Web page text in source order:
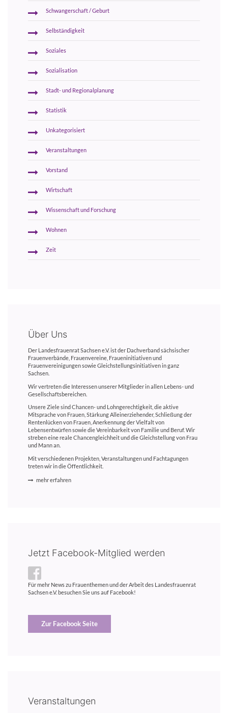
Schwangerschaft / Geburt
Selbständigkeit
Soziales
Sozialisation
Stadt- und Regionalplanung
Statistik
Unkategorisiert
Veranstaltungen
Vorstand
Wirtschaft
Wissenschaft und Forschung
Wohnen
Zeit
Über Uns
Der Landesfrauenrat Sachsen e.V. ist der Dachverband sächsischer
Frauenverbände, Frauenvereine, Fraueninitiativen und
Frauenvereinigungen sowie Gleichstellungsinitiativen in ganz
Sachsen.
Wir vertreten die Interessen unserer Mitglieder in allen Lebens- und
Gesellschaftsbereichen.
Unsere Ziele sind Chancen- und Lohngerechtigkeit, die aktive
Mitsprache von Frauen, Stärkung Alleinerziehender, Schließung der
Rentenlücken von Frauen, Anerkennung der Vielfalt von
Lebensentwürfen sowie die Vereinbarkeit von Familie und Beruf. Wir
streben eine reale Chancengleichheit und die Gleichstellung von Frau
und Mann an.
Mit verschiedenen Projekten, Veranstaltungen und Fachtagungen
treten wir in die Öffentlichkeit.
mehr erfahren
Jetzt Facebook-Mitglied werden
Für mehr News zu Frauenthemen und der Arbeit des Landesfrauenrat
Sachsen e.V. besuchen Sie uns auf Facebook!
Zur Facebook Seite
Veranstaltungen